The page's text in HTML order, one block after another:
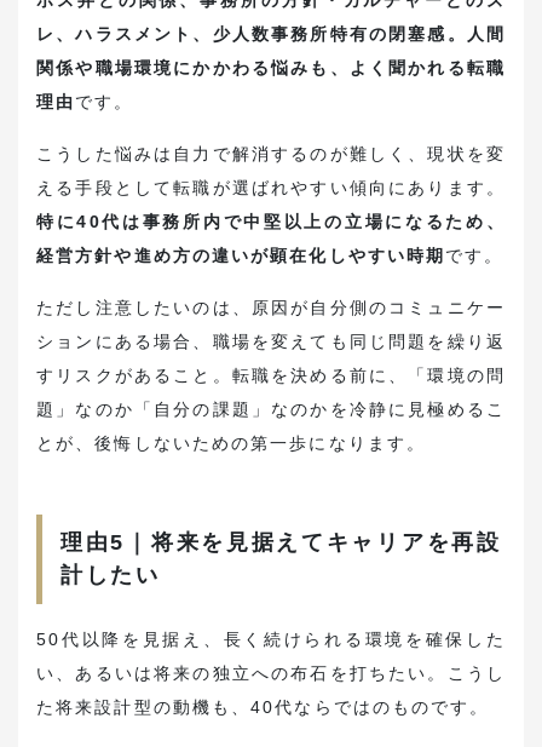
レ、ハラスメント、少人数事務所特有の閉塞感。人間
関係や職場環境にかかわる悩みも、よく聞かれる転職
理由です。
こうした悩みは自力で解消するのが難しく、現状を変
える手段として転職が選ばれやすい傾向にあります。
特に40代は事務所内で中堅以上の立場になるため、
経営方針や進め方の違いが顕在化しやすい時期 です。
ただし注意したいのは、原因が自分側のコミュニケー
ションにある場合、職場を変えても同じ問題を繰り返
すリスクがあること。転職を決める前に、「環境の問
題」なのか「自分の課題」なのかを冷静に見極めるこ
とが、後悔しないための第一歩になります。
理由5｜将来を見据えてキャリアを再設
計したい
50代以降を見据え、長く続けられる環境を確保した
い、あるいは将来の独立への布石を打ちたい。こうし
た将来設計型の動機も、40代ならではのものです。